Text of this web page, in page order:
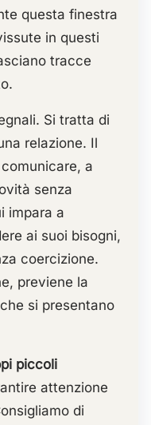
questa finestra
in questi
tracce
Si tratta di
relazione. Il
a
senza
impara a
ai suoi bisogni,
coercizione.
previene la
si presentano
piccoli
attenzione
di